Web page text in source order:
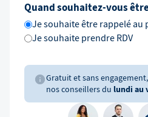
Quand souhaitez-vous
Je souhaite être rappelé au
Je souhaite prendre RDV
Gratuit et sans
nos conseillers du lundi au